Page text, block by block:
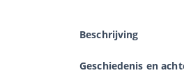
Beschrijving
Geschiedenis en